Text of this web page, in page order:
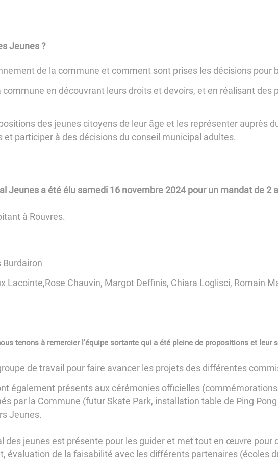
Jeunes ?
de la commune et comment sont prises les décisions pour
en découvrant leurs droits et devoirs, et en réalisant des
des jeunes citoyens de leur âge et les représenter auprès
participer à des décisions du conseil municipal adultes.
Jeunes a été élu samedi 16 novembre 2024 pour un mandat de 2
à Rouvres.
Burdairon
Lacointe,Rose Chauvin, Margot Deffinis, Chiara Loglisci, Romain
tenons à remercier l’équipe sortante qui a été pleine de propositions et leur
de travail pour faire avancer les projets des différentes
également présents aux cérémonies officielles
par la Commune (futur Skate Park, installation table de Ping
Jeunes.
des jeunes est présente pour les guider et met tout en œuvre pour
évaluation de la faisabilité avec les différents partenaires (écoles